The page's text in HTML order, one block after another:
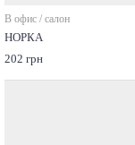
В офис / салон
НОРКА
202 грн